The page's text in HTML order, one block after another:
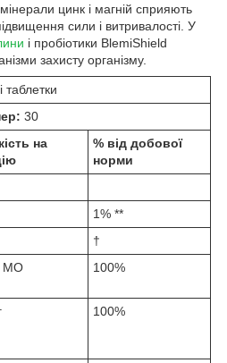
цинк і магній сприяють
сили і витривалості. У
і пробіотики BlemiShield
захисту організму.
таблетки
30
на
% від добової
норми
1% **
†
МО 100%
100%